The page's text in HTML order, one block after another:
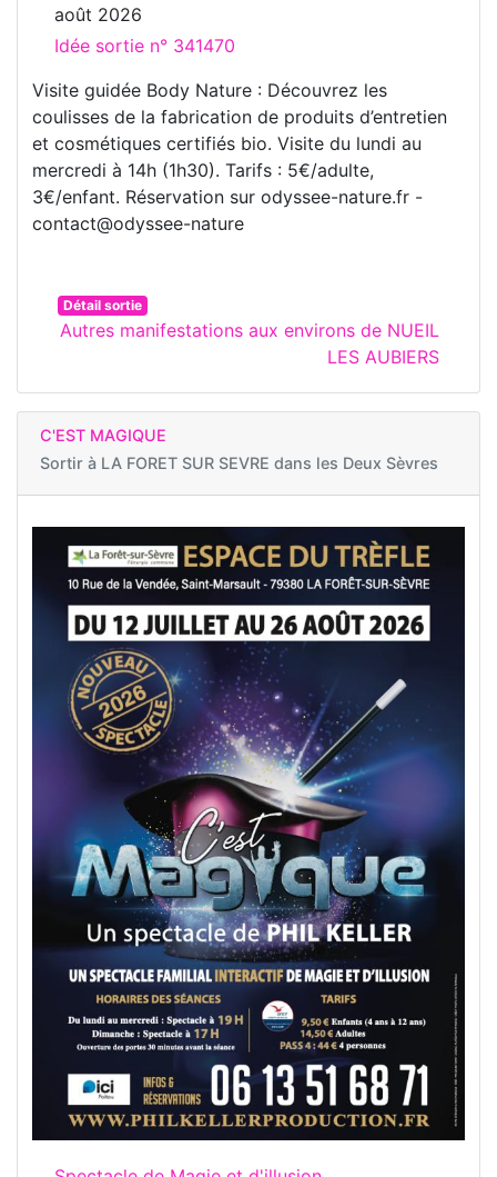
août 2026
Idée sortie n° 341470
Visite guidée Body Nature : Découvrez les
coulisses de la fabrication de produits d’entretien
et cosmétiques certifiés bio. Visite du lundi au
mercredi à 14h (1h30). Tarifs : 5€/adulte,
3€/enfant. Réservation sur odyssee-nature.fr -
contact@odyssee-nature
Détail sortie
Autres manifestations aux environs de NUEIL
LES AUBIERS
C'EST MAGIQUE
Sortir à LA FORET SUR SEVRE dans les Deux Sèvres